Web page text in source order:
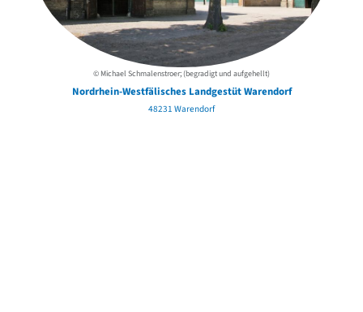
© Michael Schmalenstroer; (begradigt und aufgehellt)
Nordrhein-Westfälisches Landgestüt Warendorf
48231 Warendorf